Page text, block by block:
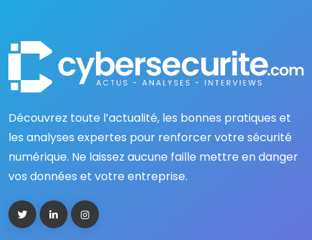
Découvrez toute l’actualité, les bonnes pratiques et
les analyses expertes pour renforcer votre sécurité
numérique. Ne laissez aucune faille mettre en danger
vos données et votre entreprise.